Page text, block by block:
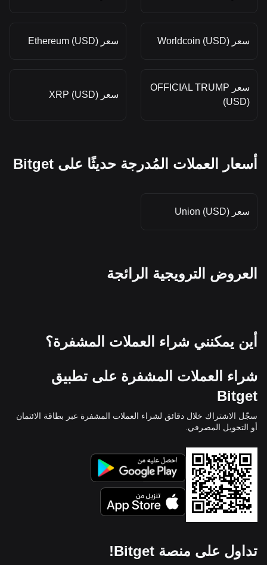
سعر Worldcoin (USD) سعر Ethereum (USD)
سعر OFFICIAL TRUMP
(USD)
سعر XRP (USD)
أسعار العملات المُدرجة حديثًا على Bitget
سعر Union (USD)
العروض الترويجية الرائجة
أين يمكنني شراء العملات المشفرة؟
شراء العملات المشفرة على تطبيق
Bitget
سجّل الاشتراك خلال دقائق لشراء العملات المشفرة عبر بطاقة الائتمان
أو التحويل المصرفي.
تداول على منصة Bitget!